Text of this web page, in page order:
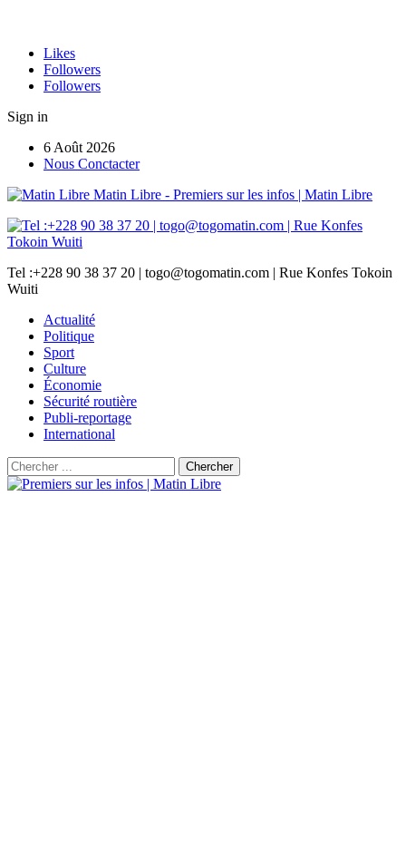
Likes
Followers
Followers
Sign in
6 Août 2026
Nous Conctacter
Matin Libre - Premiers sur les infos | Matin Libre
Tel :+228 90 38 37 20 | togo@togomatin.com | Rue Konfes Tokoin
Wuiti
Actualité
Politique
Sport
Culture
Économie
Sécurité routière
Publi-reportage
International